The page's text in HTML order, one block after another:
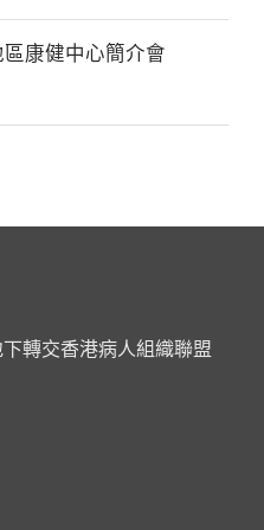
康健中心簡介會
轉交香港病人組織聯盟